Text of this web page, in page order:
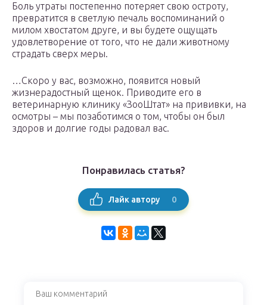
Боль утраты постепенно потеряет свою остроту,
превратится в светлую печаль воспоминаний о
милом хвостатом друге, и вы будете ощущать
удовлетворение от того, что не дали животному
страдать сверх меры.
…Скоро у вас, возможно, появится новый
жизнерадостный щенок. Приводите его в
ветеринарную клинику «ЗооШтат» на прививки, на
осмотры – мы позаботимся о том, чтобы он был
здоров и долгие годы радовал вас.
Понравилась статья?
Лайк автору 0